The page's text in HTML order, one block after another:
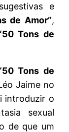
e
de Amor”,
Tons de
Tons de
Jaime no
introduzir o
sexual
de que um